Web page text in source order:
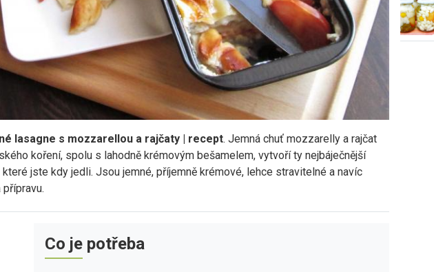
lasagne s mozzarellou a rajčaty | recept. Jemná chuť mozzarelly a rajčat
koření, spolu s lahodně krémovým bešamelem, vytvoří ty nejbáječnější
jste kdy jedli. Jsou jemné, příjemně krémové, lehce stravitelné a navíc
Co je potřeba